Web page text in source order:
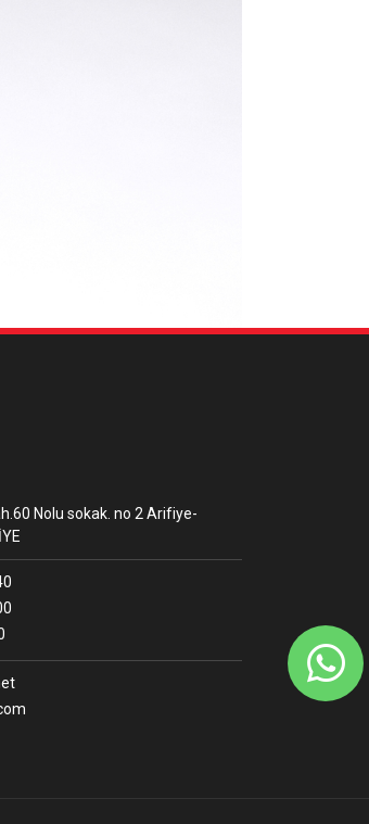
Nolu sokak. no 2 Arifiye-